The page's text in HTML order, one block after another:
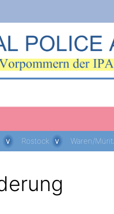
Rostock Waren/